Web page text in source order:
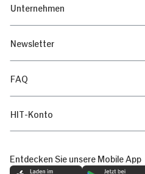
Unternehmen
Newsletter
FAQ
HIT-Konto
Entdecken Sie unsere Mobile App